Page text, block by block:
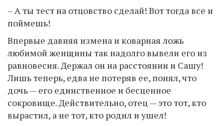
– А ты тест на отцовство сделай! Вот тогда все и
поймешь!
Впервые давняя измена и коварная ложь
любимой женщины так надолго вывели его из
равновесия. Держал он на расстоянии и Сашу!
Лишь теперь, едва не потеряв ее, понял, что
дочь — его единственное и бесценное
сокровище. Действительно, отец — это тот, кто
вырастил, а не тот, кто родил и ушел!